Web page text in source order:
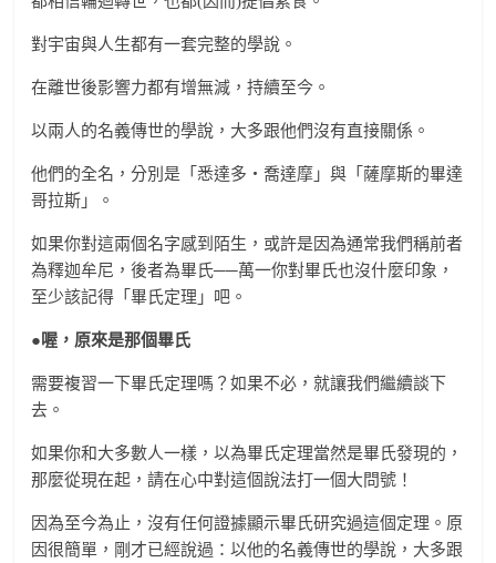
對宇宙與人生都有一套完整的學說。
在離世後影響力都有增無減，持續至今。
以兩人的名義傳世的學說，大多跟他們沒有直接關係。
他們的全名，分別是「悉達多‧喬達摩」與「薩摩斯的畢達
哥拉斯」。
如果你對這兩個名字感到陌生，或許是因為通常我們稱前者
為釋迦牟尼，後者為畢氏──萬一你對畢氏也沒什麼印象，
至少該記得「畢氏定理」吧。
●喔，原來是那個畢氏
需要複習一下畢氏定理嗎？如果不必，就讓我們繼續談下
去。
如果你和大多數人一樣，以為畢氏定理當然是畢氏發現的，
那麼從現在起，請在心中對這個說法打一個大問號！
因為至今為止，沒有任何證據顯示畢氏研究過這個定理。原
因很簡單，剛才已經說過：以他的名義傳世的學說，大多跟